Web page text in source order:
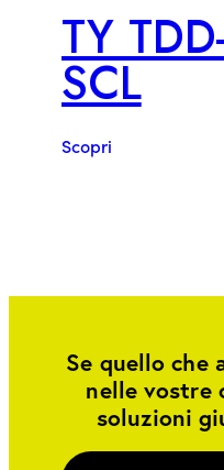
TY
SCL
Scopri
Se quello che
nelle vostre
soluzioni